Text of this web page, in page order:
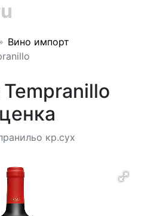
Вино импорт
кр.сух